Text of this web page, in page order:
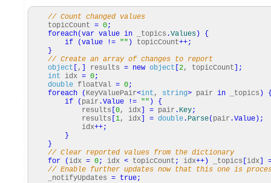
// Count changed values
topicCount = 0;
foreach(var value in _topics .Values )
{
if
(value != "" ) topicCount++;
}
// Create an array of changes to report
object
, results = new object 2, topicCount
;
int idx = 0;
double floatVal = 0;
foreach
( KeyValuePair<int , string> pair in _topics )
if
( pair .Value != "" )
{
results 0, idx = pair . Key;
results 1, idx = double . Parse( pair .Value ) ;
idx++;
}
}
// Clear reported values from the dictionary
for
( idx = 0; idx < topicCount ; idx++ ) _topics idx
// Enable further updates now that this one is
_notifyUpdates = true;